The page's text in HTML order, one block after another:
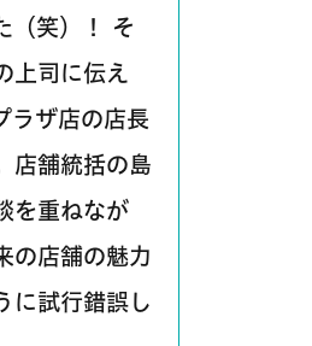
（笑）！ そ
上司に伝え
ラザ店の店長
店舗統括の島
を重ねなが
の店舗の魅力
に試行錯誤し